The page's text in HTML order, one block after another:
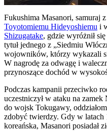
Fukushima Masanori, samuraj
Toyotomiemu Hideyoshiemu i
Shizugatake, gdzie wyróżnił
tytuł jednego z „Siedmiu
wojowników, którzy wykazali
W nagrodę za odwagę i
przynoszące dochód w
Podczas kampanii przeciwko
uczestniczył w ataku na
do wojsk Tokugawy,
zdobyć twierdzy. Gdy w latach
koreańska, Masanori posiadał